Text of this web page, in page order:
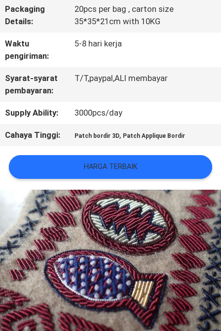
KAMI
BERITA
KASUS
VR
SHOW
SITEMAP
KEBIJAKAN
PRIVASI
Packaging
Details:
20pcs per bag , carton size
35*35*21cm with 10KG
Waktu
pengiriman:
5-8 hari kerja
Syarat-syarat
pembayaran:
T/T,paypal,ALI membayar
Supply Ability: 3000pcs/day
Cahaya Tinggi: Patch bordir 3D, Patch Applique Bordir
HARGA TERBAIK